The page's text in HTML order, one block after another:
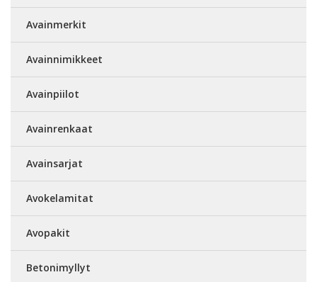
Avainmerkit
Avainnimikkeet
Avainpiilot
Avainrenkaat
Avainsarjat
Avokelamitat
Avopakit
Betonimyllyt